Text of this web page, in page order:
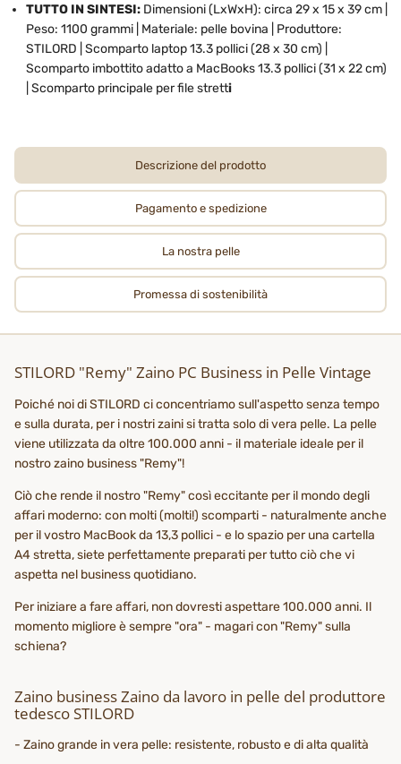
TUTTO IN SINTESI: Dimensioni (LxWxH): circa 29 x 15 x 39 cm |
Peso: 1100 grammi | Materiale: pelle bovina | Produttore:
STILORD | Scomparto laptop 13.3 pollici (28 x 30 cm) |
Scomparto imbottito adatto a MacBooks 13.3 pollici (31 x 22 cm)
| Scomparto principale per file stretti
Descrizione del prodotto
Pagamento e spedizione
La nostra pelle
Promessa di sostenibilità
STILORD "Remy" Zaino PC Business in Pelle Vintage
Poiché noi di STILORD ci concentriamo sull'aspetto senza tempo
e sulla durata, per i nostri zaini si tratta solo di vera pelle. La pelle
viene utilizzata da oltre 100.000 anni - il materiale ideale per il
nostro zaino business "Remy"!
Ciò che rende il nostro "Remy" così eccitante per il mondo degli
affari moderno: con molti (molti!) scomparti - naturalmente anche
per il vostro MacBook da 13,3 pollici - e lo spazio per una cartella
A4 stretta, siete perfettamente preparati per tutto ciò che vi
aspetta nel business quotidiano.
Per iniziare a fare affari, non dovresti aspettare 100.000 anni. Il
momento migliore è sempre "ora" - magari con "Remy" sulla
schiena?
Zaino business Zaino da lavoro in pelle del produttore
tedesco STILORD
- Zaino grande in vera pelle: resistente, robusto e di alta qualità